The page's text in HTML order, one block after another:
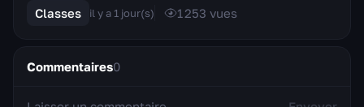
Classes il y a 1 jour(s) 1 253 vues
Commentaires0